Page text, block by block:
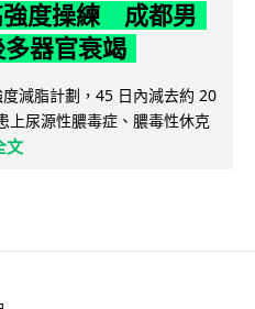
強度操練 成都男
器官衰竭
減脂計劃，45 日內減去約 20
上尿源性膿毒症、膿毒性休克
文